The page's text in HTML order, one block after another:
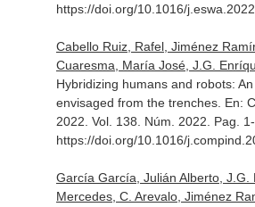
https://doi.org/10.1016/
Cabello Ruiz, Rafel, Jiménez
Cuaresma, María José, J.G.
Hybridizing humans and robots: An
envisaged from the trenches. En:
2022. Vol. 138. Núm. 2022. Pag. 1-
https://doi.org/10.1016/
García García, Julián Alberto, J.G.
Mercedes, C. Arevalo, Jiménez